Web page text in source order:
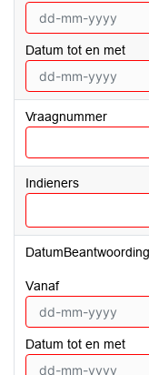
Datum tot en met
Vraagnummer
Indieners
DatumBeantwoording
vanaf
Datum tot en met